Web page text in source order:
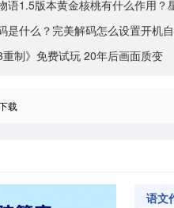
语1.5版本黄金核桃有什么作用？
是什么？完美解码怎么设置开机
重制》免费试玩 20年后画面质变
载